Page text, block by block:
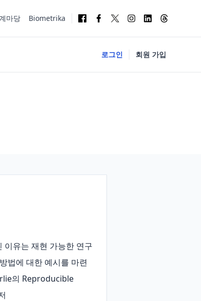
마당 Biometrika
로그인 회원 가입
이유는 재현 가능한 연구
법에 대한 예시를 마련
의 Reproducible